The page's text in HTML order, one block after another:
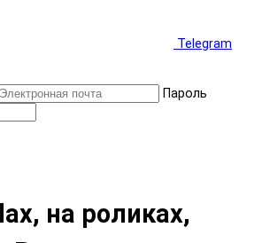
Telegram
Пароль
на роликах,